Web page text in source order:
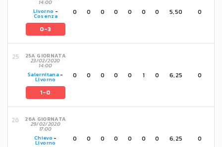
14:00
Livorno -
Cosenza
0-3
0 0 0 0 0 0 0 5,50 0
25A GIORNATA
23/02/2020
14:00
Salernitana-
Livorno
1-0
0 0 0 0 0 1 0 6,25 0
26A GIORNATA
29/02/2020
17:00
Chievo -
Livorno 0 0 0 0 0 0 0 6,25 0